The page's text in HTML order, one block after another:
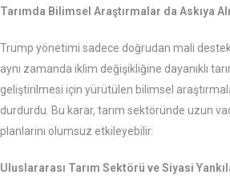
Tarımda Bilimsel Araştırmalar da Askıya
Trump yönetimi sadece doğrudan mali
aynı zamanda iklim değişikliğine dayanıklı
geliştirilmesi için yürütülen bilimsel
durdurdu. Bu karar, tarım sektöründe uzun
planlarını olumsuz etkileyebilir.
Uluslararası Tarım Sektörü ve Siyasi